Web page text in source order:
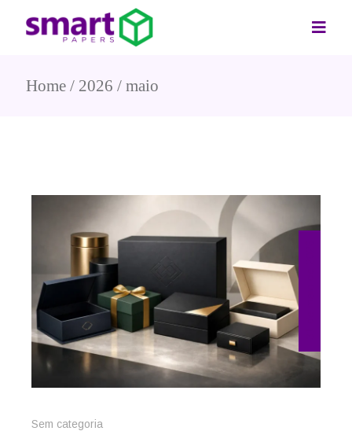
Home 2026 maio
Sem categoria